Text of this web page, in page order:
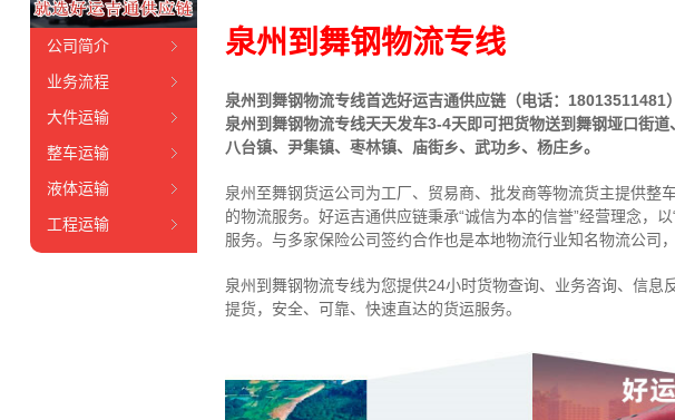
泉州到舞钢物流专线
泉州到舞钢物流专线首选好运吉通供应链（电话：18013511481
泉州到舞钢物流专线天天发车3-4天即可把货物送到舞钢垭口街
八台镇、尹集镇、枣林镇、庙街乡、武功乡、杨庄乡。
泉州至舞钢货运公司为工厂、贸易商、批发商等物流货主提供
的物流服务。好运吉通供应链秉承“诚信为本的信誉”经营理念，
服务。 与多家保险公司签约合作也是本地物流行业知名物流公司
泉州到舞钢物流专线为您提供24小时货物查询、业务咨询、信息
提货，安全、可靠、快速直达的货运服务。
公司简介
业务流程
大件运输
整车运输
液体运输
工程运输